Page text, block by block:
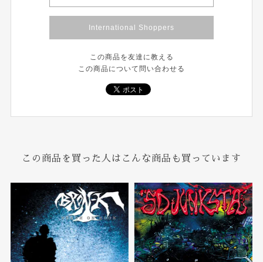
International Shoppers
この商品を友達に教える
この商品について問い合わせる
この商品を買った人はこんな商品も買っています